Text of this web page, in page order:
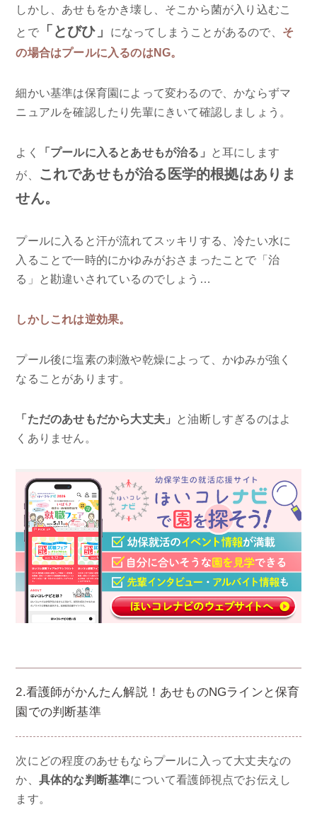
しかし、あせもをかき壊し、そこから菌が入り込むこ
とで「とびひ」 になってしまうことがあるので、 そ
の場合はプールに入るのはNG。
細かい基準は保育園によって変わるので、かならずマ
ニュアルを確認したり先輩にきいて確認しましょう。
よく 「プールに入るとあせもが治る」
と耳にします
が、
これであせもが治る医学的根拠はありま
せん。
プールに入ると汗が流れてスッキリする、冷たい水に
入ることで一時的にかゆみがおさまったことで「治
る」と勘違いされているのでしょう…
しかしこれは逆効果。
プール後に塩素の刺激や乾燥によって、かゆみが強く
なることがあります。
「ただのあせもだから大丈夫」
と油断しすぎるのはよ
くありません。
2.看護師がかんたん解説！あせものNGラインと保育
園での判断基準
次にどの程度のあせもならプールに入って大丈夫なの
か、 具体的な判断基準について看護師視点でお伝えし
ます。